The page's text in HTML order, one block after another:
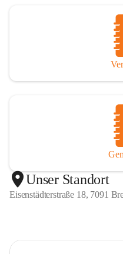
Unser Standort
Eisenstädterstraße 18, 7091